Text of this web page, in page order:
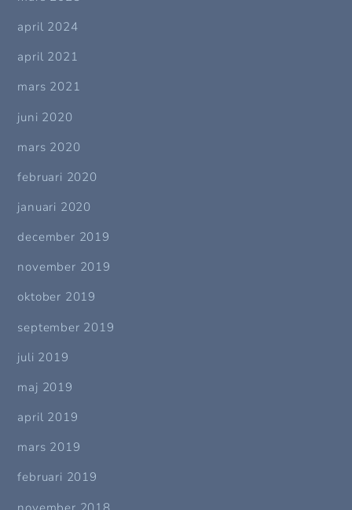
april 2024
april 2021
mars 2021
juni 2020
mars 2020
februari 2020
januari 2020
december 2019
november 2019
oktober 2019
september 2019
juli 2019
maj 2019
april 2019
mars 2019
februari 2019